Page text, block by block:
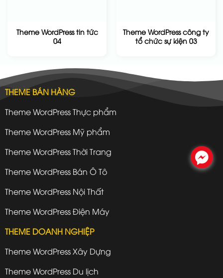
Theme WordPress tin tức
04
Theme WordPress công ty
tổ chức sự kiện 03
THEME BÁN HÀNG
Theme WordPress Thực phẩm
Theme WordPress Mỹ phẩm
Theme WordPress Thời Trang
Theme WordPress Bán Ô Tô
Theme WordPress Nội Thất
Theme WordPress Điện Máy
THEME DOANH NGHIỆP
Theme WordPress Xây Dựng
Theme WordPress Du lịch
.